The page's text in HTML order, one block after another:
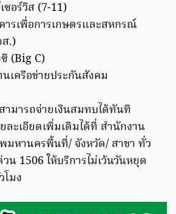
ซอร์วิส (7-11)
ารเพื่อการเกษตรและสหกรณ์
.)
(Big C)
เครือข่ายประกันสังคม
มารถจ่ายเงินสมทบได้ทันที
ละเอียดเพิ่มเติมได้ที่ สำนักงาน
มหานครพื้นที่/ จังหวัด/ สาขา ทั่ว
น 1506 ให้บริการไม่เว้นวันหยุด
มง